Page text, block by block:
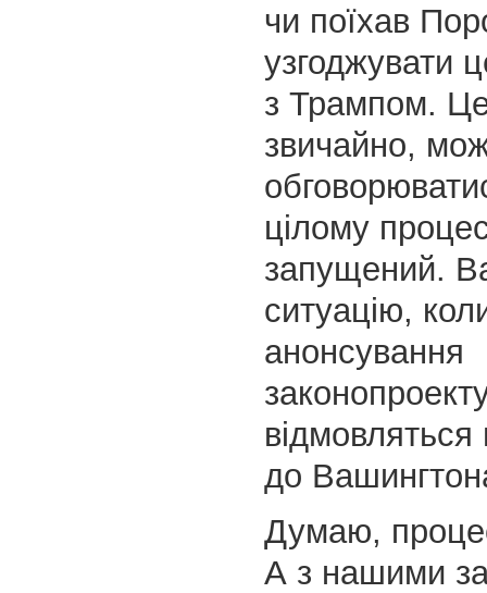
чи поїхав
узгоджувати
з Трампом.
звичайно,
цілому
запущений.
ситуацію,
анонсування
відмовляться
до
Думаю,
А з нашими